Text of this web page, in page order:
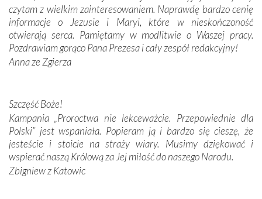
Krzyżową w ich rodzinnych stronach, odwiedziliśmy
domy, w których żyli.
W miejscu objawień Matki Bożej zapaliliśmy świece
przywiezione wraz z intencjami powierzonymi nam przez
spotykaliśmy się z serdeczną otwartością
Portugalczyków. Podziwialiśmy ich ludową sztukę i
zwyczaje. Mimo że nasze kraje są od siebie bardzo
oddalone, w żaden sposób nie czuliśmy się obco.
Sprawiła to oczywiście sama Matka Boża, ale też
kulturowa bliskość biorąca swój początek w naszej
wspólnej wierze. Podczas wyjazdów do historycznych
czytam z wielkim zainteresowaniem. Naprawdę bardzo cenię
informacje o Jezusie i Maryi, które w nieskończoność
otwierają serca. Pamiętamy w modlitwie o Waszej pracy.
Pozdrawiam gorąco Pana Prezesa i cały zespół redakcyjny!
Anna ze Zgierza
Szczęść Boże!
Kampania „Proroctwa nie lekceważcie. Przepowiednie dla
Polski” jest wspaniała. Popieram ją i bardzo się cieszę, że
jesteście i stoicie na straży wiary. Musimy dziękować i
wspierać naszą Królową za Jej miłość do naszego Narodu.
Zbigniew z Katowic